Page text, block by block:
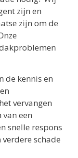
zijn en
zijn om de
de kennis en
vervangen
een
snelle respons
schade